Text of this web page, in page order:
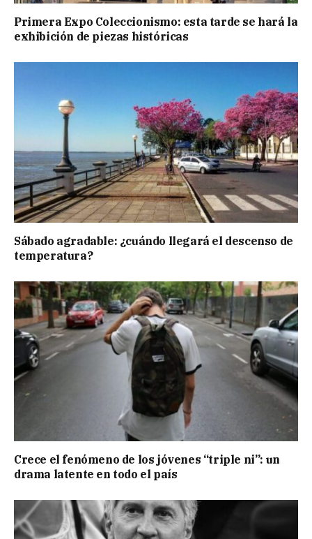
Primera Expo Coleccionismo: esta tarde se hará la
exhibición de piezas históricas
Sábado agradable: ¿cuándo llegará el descenso de
temperatura?
Crece el fenómeno de los jóvenes “triple ni”: un
drama latente en todo el país